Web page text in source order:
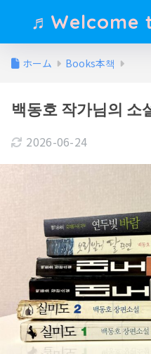
♬Welcome
ホーム Books本책
백동호 작가님의 소
2026-06-24